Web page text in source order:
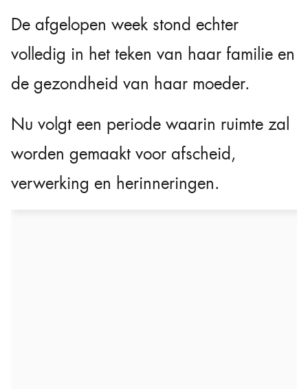
De afgelopen week stond echter
volledig in het teken van haar familie en
de gezondheid van haar moeder.
Nu volgt een periode waarin ruimte zal
worden gemaakt voor afscheid,
verwerking en herinneringen.